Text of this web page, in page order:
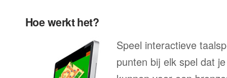
Hoe werkt het?
Speel interactieve
punten bij elk spel dat